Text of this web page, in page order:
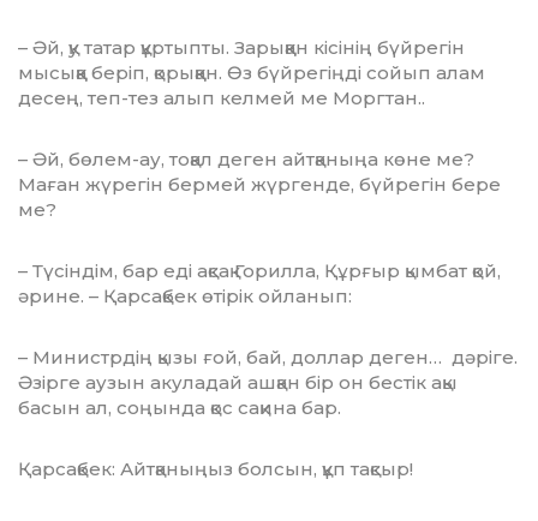
– Әй, қу татар құртыпты. Зарыққан кісі­нің бүйрегін
мысыққа беріп, қорыққан. Өз бүйрегіңді сойып алам
десең, теп-тез алып келмей ме Моргтан..
– Әй, бөлем-ау, тоқал деген айтқаныңа көне ме?
Маған жүрегін бермей жүргенде, бүйрегін бере
ме?
– Түсіндім, бар еді ақсақ Горилла, Құр­ғыр қымбат қой,
әрине. – Қарсақбек өтірік ойланып:
– Министрдің қызы ғой, бай, доллар деген… дәріге.
Әзірге аузын акуладай ашқан бір он бестік ақы
басын ал, соңында қос сақина бар.
Қарсақбек: Айтқаныңыз болсын, құп тақсыр!